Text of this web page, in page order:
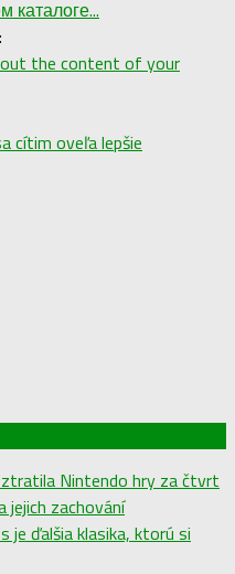
каталоге...
the content of your
cítim oveľa lepšie
Nintendo hry za čtvrt
jejich zachování
je ďalšia klasika, ktorú si